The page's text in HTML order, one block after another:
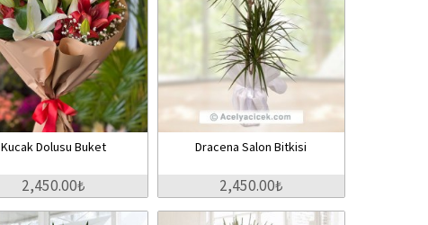
Kucak Dolusu Buket
2,450.00₺
Dracena Salon Bitkisi
2,450.00₺